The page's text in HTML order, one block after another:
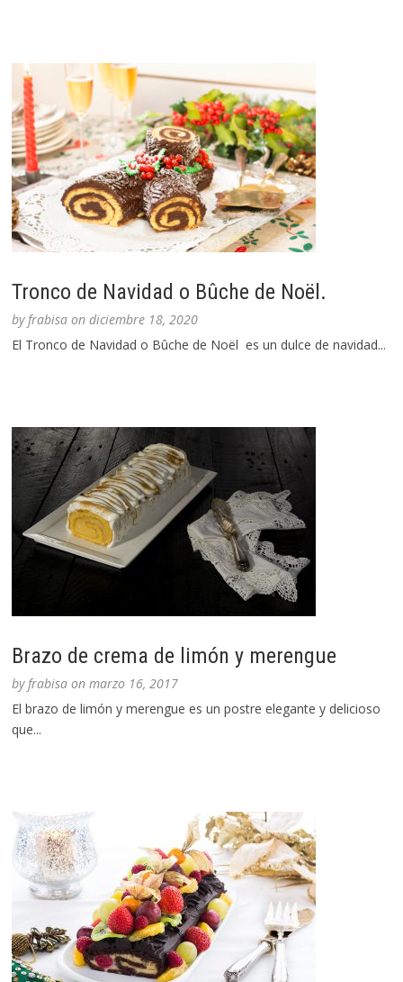
Tronco de Navidad o Bûche de Noël.
byfrabisa ondiciembre 18, 2020
El Tronco de Navidad o Bûche de Noël es un dulce de navidad...
Brazo de crema de limón y merengue
byfrabisa onmarzo 16, 2017
El brazo de limón y merengue es un postre elegante y delicioso
que...